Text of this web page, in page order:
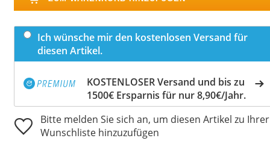
Ich wünsche mir den kostenlosen Versand für
diesen Artikel.
KOSTENLOSER Versand und bis zu
1500€ Ersparnis für nur 8,90€/Jahr.
Bitte melden Sie sich an, um diesen Artikel zu Ihrer
Wunschliste hinzuzufügen